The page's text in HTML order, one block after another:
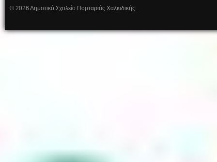
© 2026 Δημοτικό Σχολείο Πορταριάς Χαλκιδικής.